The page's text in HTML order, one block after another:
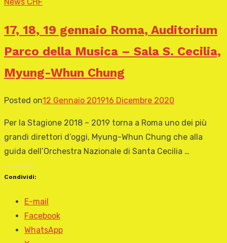
17, 18, 19 gennaio Roma, Auditorium
Parco della Musica – Sala S. Cecilia,
Myung-Whun Chung
Posted on12 Gennaio 201916 Dicembre 2020
Per la Stagione 2018 – 2019 torna a Roma uno dei più
grandi direttori d’oggi, Myung-Whun Chung che alla
guida dell’Orchestra Nazionale di Santa Cecilia …
Condividi:
E-mail
Facebook
WhatsApp